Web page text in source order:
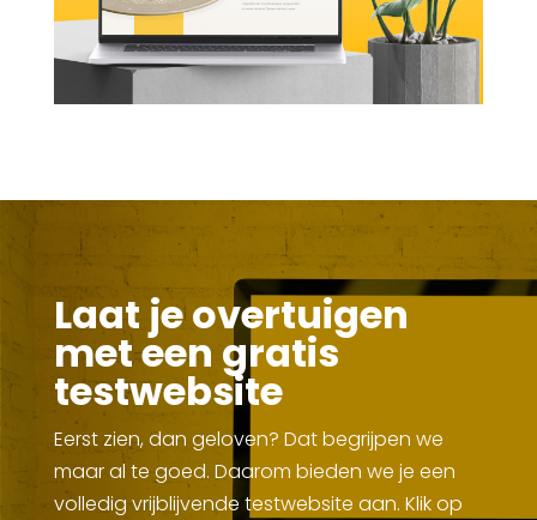
Laat je overtuigen
met een gratis
testwebsite
Eerst zien, dan geloven? Dat begrijpen we
maar al te goed. Daarom bieden we je een
volledig vrijblijvende testwebsite aan. Klik op